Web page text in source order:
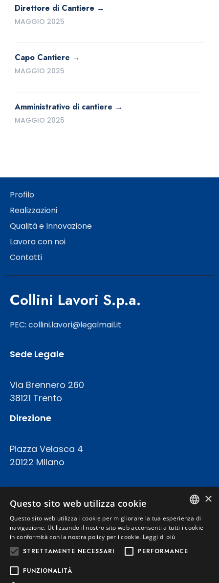
Direttore di Cantiere
MAGGIO 2025
Capo Cantiere
MAGGIO 2025
Amministrativo di cantiere
MAGGIO 2025
Profilo
Realizzazioni
Qualità e Innovazione
Lavora con noi
Contatti
Collini Lavori S.p.a.
PEC: collini.lavori@legalmail.it
Sede Legale
Via Brennero 260
38121 Trento
Direzione
Piazza Velasca 4
20122 Milano
CAPITALE SOCIALE: € 23.200.000 INT.VERS.
Privacy Policy
Cookie Policy
ITALIAN
×
Questo sito web utilizza cookie
Questo sito web utilizza i cookie per migliorare la tua esperienza di
navigazione. Utilizzando il nostro sito web acconsenti a tutti i cookie
in conformità con la nostra policy per i cookie. Leggi di più
STRETTAMENTE NECESSARI PERFORMANCE
FUNZIONALITÀ